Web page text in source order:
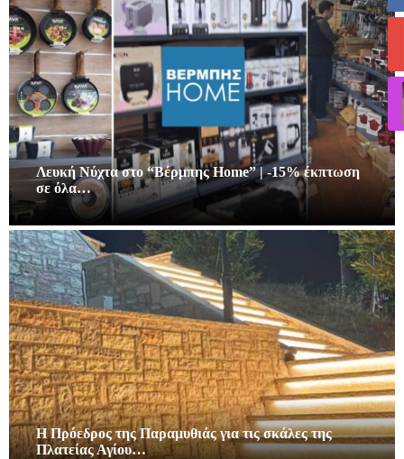
Λευκή Νύχτα στο “Βέρμπης Home” | -15% έκπτωση
σε όλα…
Η Πρόεδρος της Παραμυθιάς για τις σκάλες της
Πλατείας Αγίου…